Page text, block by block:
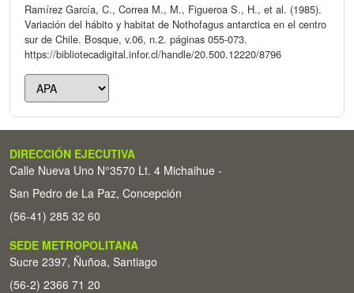
Ramírez García, C., Correa M., M., Figueroa S., H., et al. (1985).
Variación del hábito y habitat de Nothofagus antarctica en el centro
sur de Chile. Bosque, v.06, n.2. páginas 055-073.
https://bibliotecadigital.infor.cl/handle/20.500.12220/8796
DIRECCIÓN EJECUTIVA
Calle Nueva Uno N°3570 Lt. 4 Michaihue -
San Pedro de La Paz, Concepción
(56-41) 285 32 60
SEDE METROPOLITANA
Sucre 2397, Ñuñoa, Santiago
(56-2) 2366 71 20